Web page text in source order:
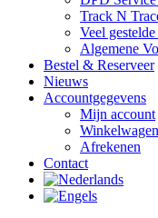
Track N
Veel
Algemene
Bestel & Reserveer
Nieuws
Accountgegevens
Mijn account
Winkelwagen
Afrekenen
Contact